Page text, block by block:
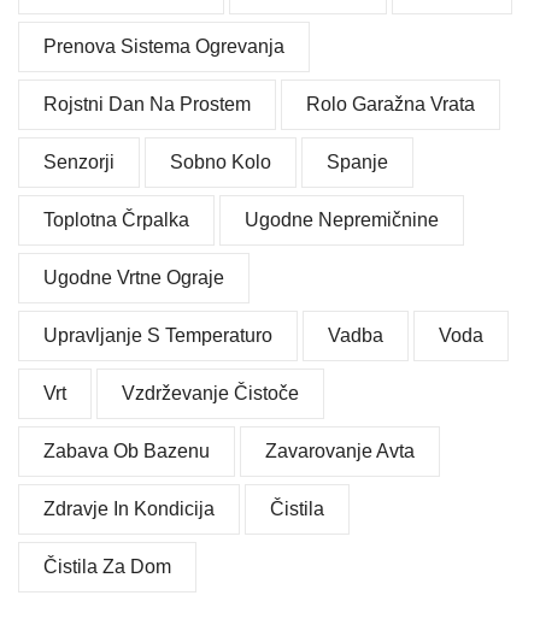
Prenova Sistema Ogrevanja
Rojstni Dan Na Prostem Rolo Garažna Vrata
Senzorji Sobno Kolo Spanje
Toplotna Črpalka Ugodne Nepremičnine
Ugodne Vrtne Ograje
Upravljanje S Temperaturo Vadba Voda
Vrt Vzdrževanje Čistoče
Zabava Ob Bazenu Zavarovanje Avta
Zdravje In Kondicija Čistila
Čistila Za Dom